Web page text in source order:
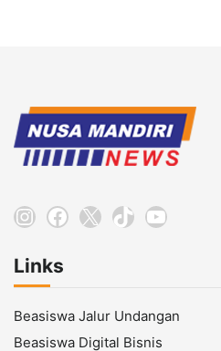
Instagram
Facebook
X TikTokYouTube
Links
Beasiswa Jalur Undangan
Beasiswa Digital Bisnis